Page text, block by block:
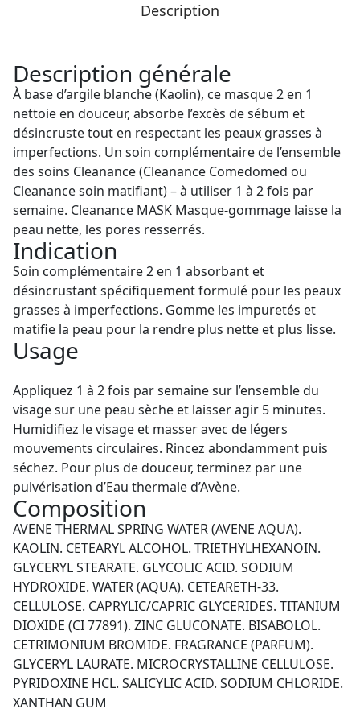
Description
Description générale
À base d’argile blanche (Kaolin), ce masque 2 en 1
nettoie en douceur, absorbe l’excès de sébum et
désincruste tout en respectant les peaux grasses à
imperfections. Un soin complémentaire de l’ensemble
des soins Cleanance (Cleanance Comedomed ou
Cleanance soin matifiant) – à utiliser 1 à 2 fois par
semaine. Cleanance MASK Masque-gommage laisse la
peau nette, les pores resserrés.
Indication
Soin complémentaire 2 en 1 absorbant et
désincrustant spécifiquement formulé pour les peaux
grasses à imperfections. Gomme les impuretés et
matifie la peau pour la rendre plus nette et plus lisse.
Usage
Appliquez 1 à 2 fois par semaine sur l’ensemble du
visage sur une peau sèche et laisser agir 5 minutes.
Humidifiez le visage et masser avec de légers
mouvements circulaires. Rincez abondamment puis
séchez. Pour plus de douceur, terminez par une
pulvérisation d’Eau thermale d’Avène.
Composition
AVENE THERMAL SPRING WATER (AVENE AQUA).
KAOLIN. CETEARYL ALCOHOL. TRIETHYLHEXANOIN.
GLYCERYL STEARATE. GLYCOLIC ACID. SODIUM
HYDROXIDE. WATER (AQUA). CETEARETH-33.
CELLULOSE. CAPRYLIC/CAPRIC GLYCERIDES. TITANIUM
DIOXIDE (CI 77891). ZINC GLUCONATE. BISABOLOL.
CETRIMONIUM BROMIDE. FRAGRANCE (PARFUM).
GLYCERYL LAURATE. MICROCRYSTALLINE CELLULOSE.
PYRIDOXINE HCL. SALICYLIC ACID. SODIUM CHLORIDE.
XANTHAN GUM